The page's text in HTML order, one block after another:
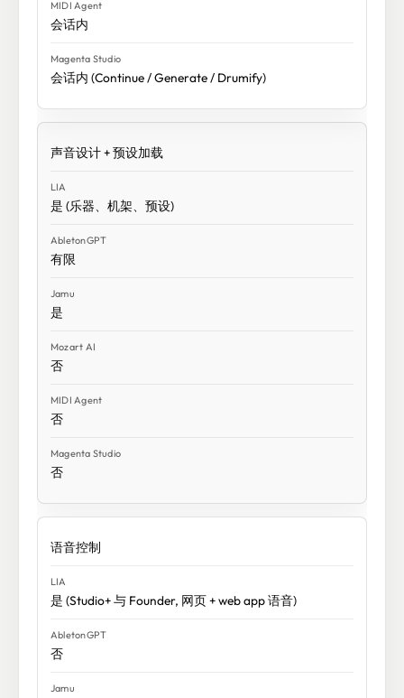
会话内
会话内 (Continue / Generate / Drumify)
声音设计 + 预设加载
是 (乐器、机架、预设)
有限
是
否
否
否
语音控制
是 (Studio+ 与 Founder, 网页 + web app 语音)
否